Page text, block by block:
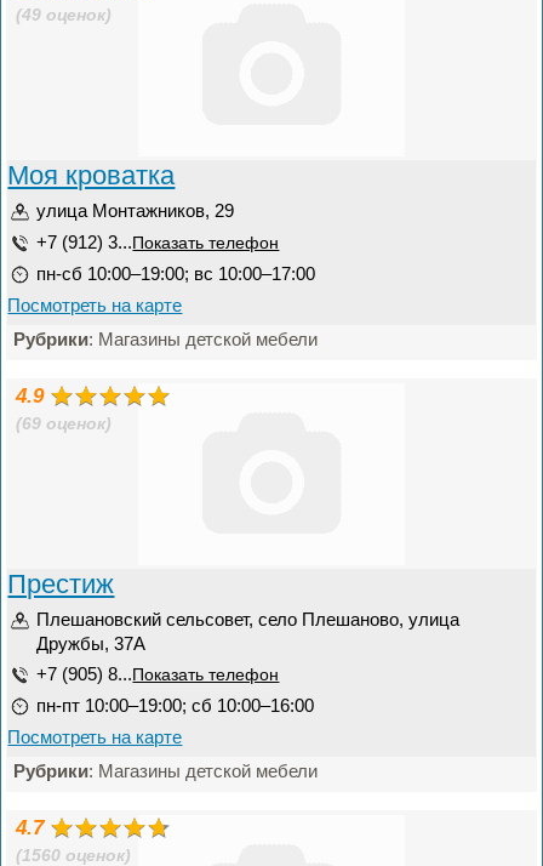
(49 оценок)
Моя кроватка
улица Монтажников, 29
+7 (912) 3... Показать телефон
пн-сб 10:00–19:00; вс 10:00–17:00
Посмотреть на карте
Рубрики: Магазины детской мебели
4.9
(69 оценок)
Престиж
Плешановский сельсовет, село Плешаново, улица
Дружбы, 37А
+7 (905) 8... Показать телефон
пн-пт 10:00–19:00; сб 10:00–16:00
Посмотреть на карте
Рубрики: Магазины детской мебели
4.7
(1560 оценок)